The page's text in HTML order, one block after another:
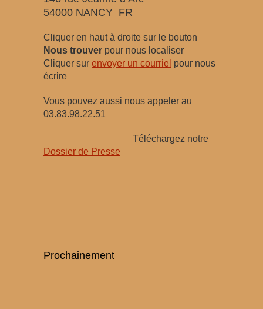
54000 NANCY FR
Cliquer en haut à droite sur le bouton
Nous trouver pour nous localiser
Cliquer sur envoyer un courriel pour nous
écrire
Vous pouvez aussi nous appeler au
03.83.98.22.51
Téléchargez notre
Dossier de Presse
Prochainement